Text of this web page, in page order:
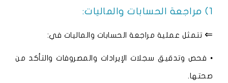
1) مراجعة الحسابات والماليات:
⇐ تتمثل عملية مراجعة الحسابات والماليات في:
• فحص وتدقيق سجلات الإيرادات والمصروفات والتأكد من
صحتها.